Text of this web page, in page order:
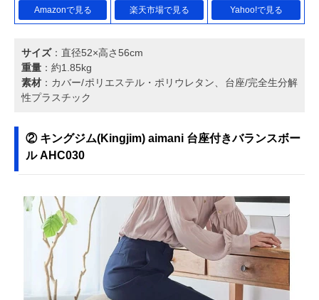
Amazonで見る 楽天市場で見る Yahoo!で見る
サイズ：直径52×高さ56cm
重量 ：約1.85kg
素材 ：カバー/ポリエステル・ポリウレタン、台座/完全生分解
性プラスチック
② キングジム(Kingjim) aimani 台座付きバランスボー
ル AHC030